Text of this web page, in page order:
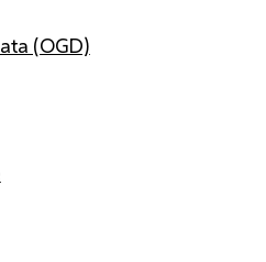
(OGD)